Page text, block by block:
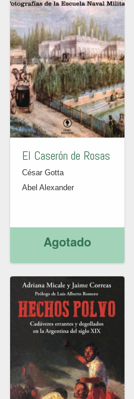
El Caserón de Rosas
César Gotta
Abel Alexander
Agotado